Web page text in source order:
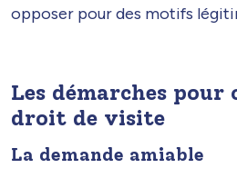
opposer pour des motifs
Les démarches
droit de visite
La demande amiable